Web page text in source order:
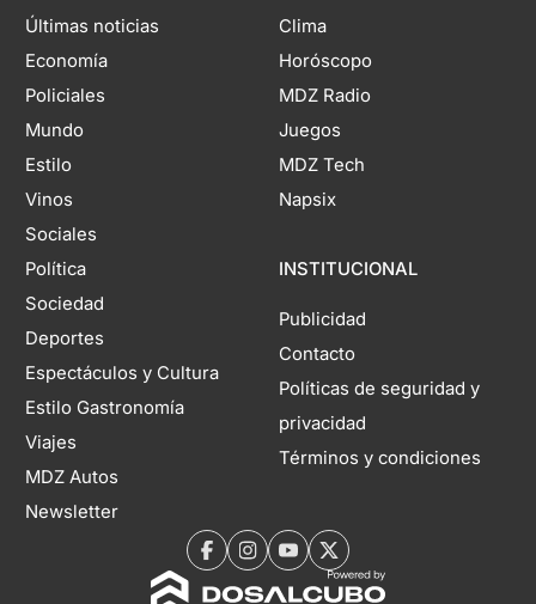
Últimas noticias
Economía
Policiales
Mundo
Estilo
Vinos
Sociales
Política
Sociedad
Deportes
Espectáculos y Cultura
Estilo Gastronomía
Viajes
MDZ Autos
Newsletter
Clima
Horóscopo
MDZ Radio
Juegos
MDZ Tech
Napsix
INSTITUCIONAL
Publicidad
Contacto
Políticas de seguridad y
privacidad
Términos y condiciones